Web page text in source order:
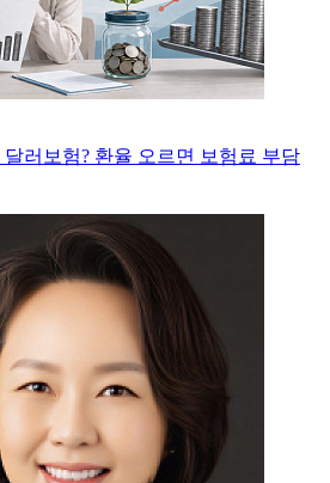
러보험? 환율 오르면 보험료 부담